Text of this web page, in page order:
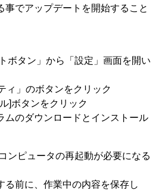
事でアップデートを開始すること
ボタン」から「設定」画面を開い
ィ」のボタンをクリック
]ボタンをクリック
ムのダウンロードとインストール
ンピュータの再起動が必要になる
る前に、作業中の内容を保存し